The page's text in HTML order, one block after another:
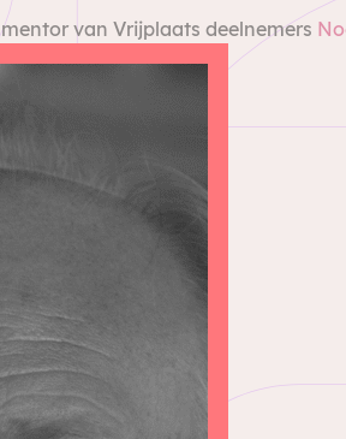
van Vrijplaats deelnemers